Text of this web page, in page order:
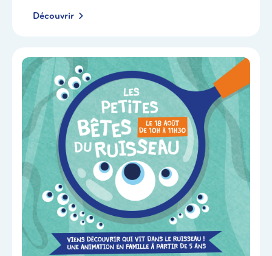
Découvrir